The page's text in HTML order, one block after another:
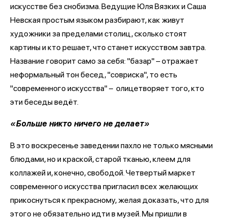
искусстве без снобизма. Ведущие Юля Вязких и Саша
Невская простым языком разбирают, как живут
художники за пределами столиц, сколько стоят
картины и кто решает, что станет искусством завтра.
Название говорит само за себя: "базар" – отражает
неформальный тон бесед, "совриска", то есть
"современного искусства" – олицетворяет того, кто
эти беседы ведёт.
«Больше никто ничего не делает»
В это воскресенье заведении пахло не только мясными
блюдами, но и краской, старой тканью, клеем для
коллажей и, конечно, свободой. Четвертый маркет
современного искусства пригласил всех желающих
прикоснуться к прекрасному, желая доказать, что для
этого не обязательно идти в музей. Мы пришли в